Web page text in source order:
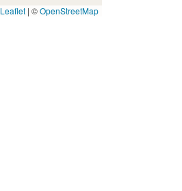
Leaflet | ©OpenStreetMap